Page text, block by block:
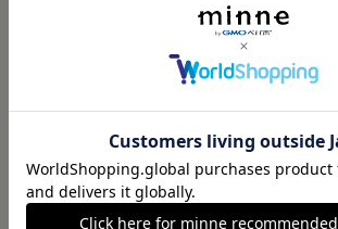
特集
作品販売について